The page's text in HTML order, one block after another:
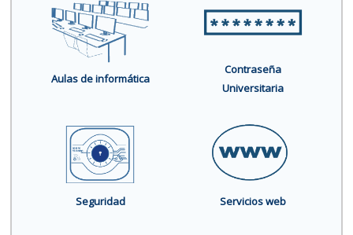
Aulas de informática
Contraseña
Universitaria
Seguridad Servicios web